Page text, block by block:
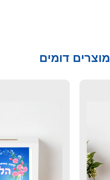
מוצרים דומים